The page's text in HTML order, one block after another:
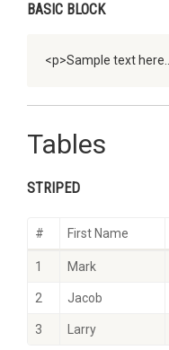
BASIC BLOCK
<p>Sample text
Tables
STRIPED
# First Name
1 Mark
2 Jacob
3 Larry